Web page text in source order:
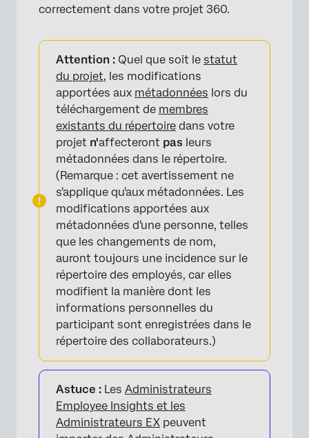
Importation des personnes ayant donné leur
de commentaires
Ajouter manuellement les destinataires et les
auteurs des retours d'expérience
Importation de 360 Participants depuis le
répertoire général
Mise à jour des réponses avec de nouvelles
métadonnées
FAQs
correctement dans votre projet 360.
Attention : Quel que soit le statut
du projet, les modifications
apportées aux métadonnées lors du
téléchargement de membres
existants du répertoire dans votre
projet n'affecteront pas leurs
métadonnées dans le répertoire.
(Remarque : cet avertissement ne
s'applique qu'aux métadonnées. Les
modifications apportées aux
métadonnées d'une personne, telles
que les changements de nom,
auront toujours une incidence sur le
répertoire des employés, car elles
modifient la manière dont les
informations personnelles du
participant sont enregistrées dans le
répertoire des collaborateurs.)
Astuce : Les Administrateurs
Employee Insights et les
Administrateurs EX peuvent